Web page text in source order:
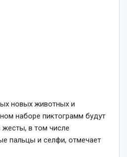
новых животных и
наборе пиктограмм будут
в том числе
пальцы и селфи, отмечает